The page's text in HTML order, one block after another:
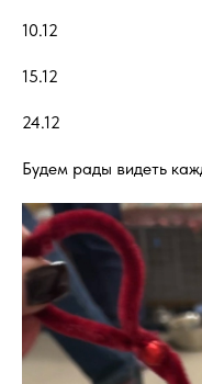
10.12
15.12
24.12
Будем рады видеть